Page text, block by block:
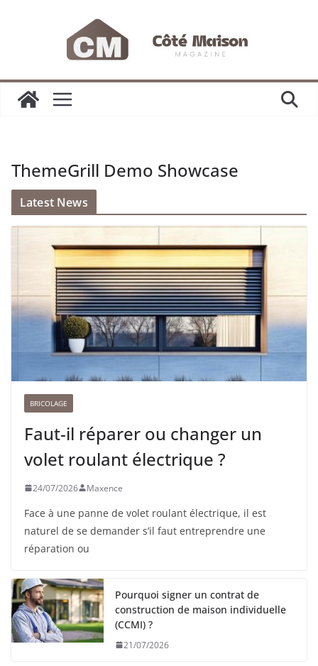
ThemeGrill Demo Showcase
Latest News
BRICOLAGE
Faut-il réparer ou changer un
volet roulant électrique ?
24/07/2026 Maxence
Face à une panne de volet roulant électrique, il est
naturel de se demander s’il faut entreprendre une
réparation ou
Pourquoi signer un contrat de
construction de maison individuelle
(CCMI) ?
21/07/2026